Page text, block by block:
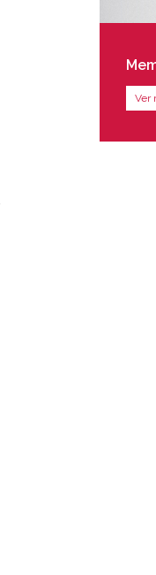
Ver